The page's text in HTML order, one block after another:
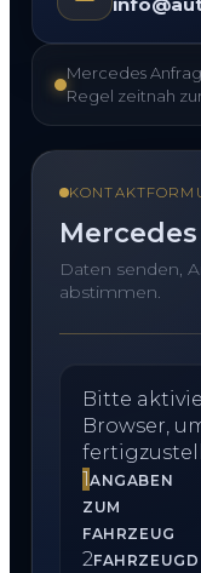
Mercedes
Regel zeitnah
Daten senden,
abstimmen.
Bitte
Browser,
1ANGABEN
ZUM
FAHRZEUG
2FAHRZEUGD